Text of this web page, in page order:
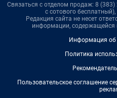
Связаться с отделом продаж: 8
с сотового бесплатный),
Редакция сайта не несет
информации, содержащейся
Информация об
Политика
Пользовательское соглашение